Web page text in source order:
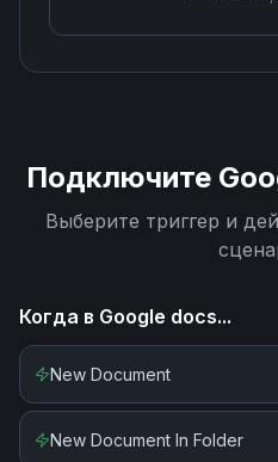
Подключите
Выберите триггер и
Когда в Google docs...
New Document
New Document In Folder